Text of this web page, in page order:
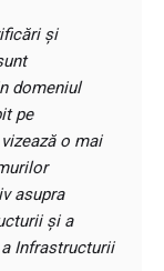
și
domeniul
pe
o mai
asupra
și a
Infrastructurii